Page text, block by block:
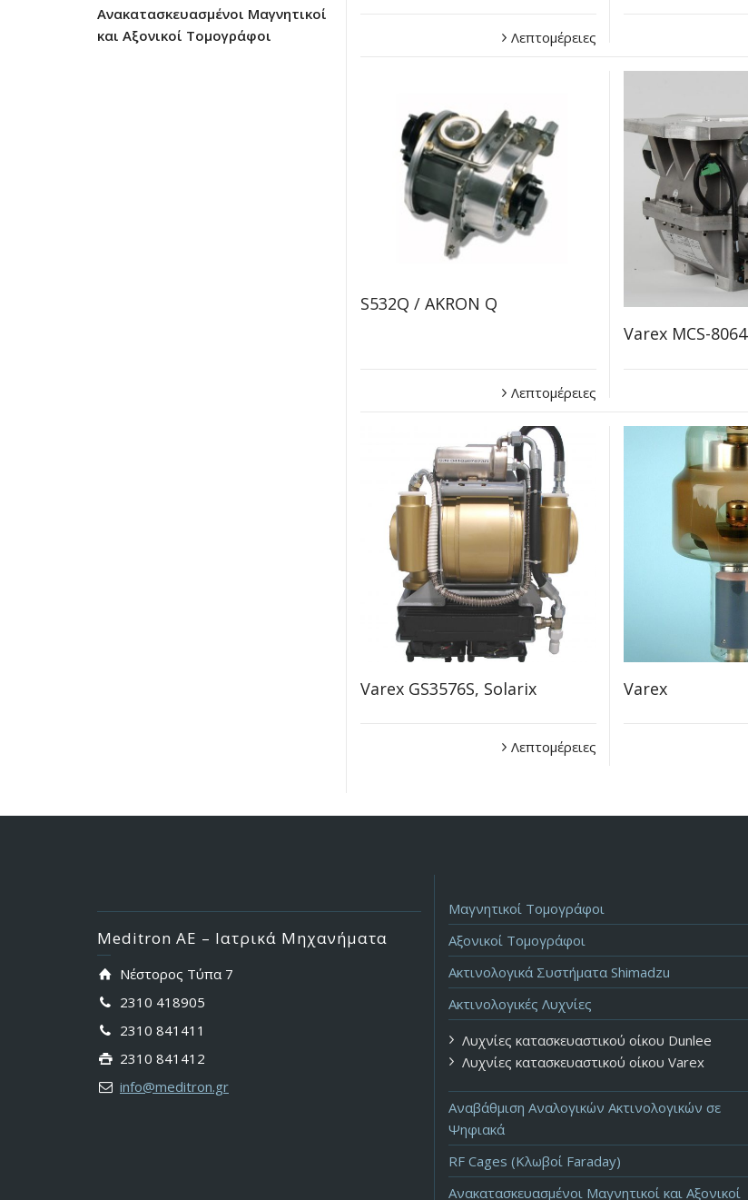
Λεπτομέρειες
S532Q / AKRON Q
Λεπτομέρειες
Varex MCS-8064
Varex GS3576S, Solarix
Λεπτομέρειες
Varex
Ανακατασκευασμένοι Μαγνητικοί
και Αξονικοί Τομογράφοι
Meditron ΑΕ – Ιατρικά Μηχανήματα
Νέστορος Τύπα 7
2310 418905
2310 841411
2310 841412
info@meditron.gr
Μαγνητικοί Τομογράφοι
Αξονικοί Τομογράφοι
Ακτινολογικά Συστήματα Shimadzu
Ακτινολογικές Λυχνίες
Λυχνίες κατασκευαστικού οίκου Dunlee
Λυχνίες κατασκευαστικού οίκου Varex
Αναβάθμιση Αναλογικών Ακτινολογικών σε
Ψηφιακά
RF Cages (Κλωβοί Faraday)
Ανακατασκευασμένοι Μαγνητικοί και Αξονικοί